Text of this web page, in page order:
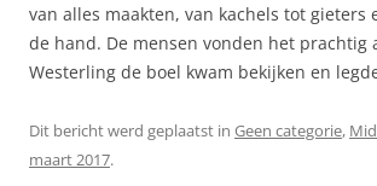
van alles maakten, van kachels tot gieters
de hand. De mensen vonden het prachtig
Westerling de boel kwam bekijken en
Dit bericht werd geplaatst in Geen categorie,
maart 2017.